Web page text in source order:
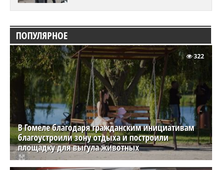
ПОПУЛЯРНОЕ
В Гомеле благодаря гражданским инициативам
благоустроили зону отдыха и построили
площадку для выгула животных
322